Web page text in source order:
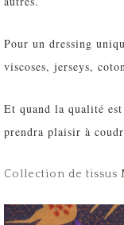
Pour un dressing
viscoses, jerseys,
Et quand la qualité
prendra plaisir à
Collection de tissus